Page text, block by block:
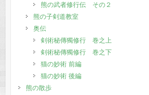
熊の武者修行伝 その２
熊の子剣道教室
奥伝
剣術秘傳獨修行 巻之上
剣術秘傳獨修行 巻之下
猫の妙術 前編
猫の妙術 後編
熊の散歩